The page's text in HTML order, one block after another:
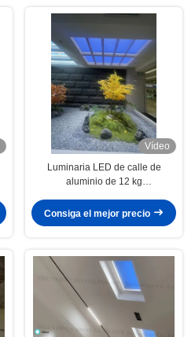
Vídeo
Luminaria LED de calle de
aluminio de 12 kg
iluminación exterior de bajo
consumo
Consiga el mejor precio